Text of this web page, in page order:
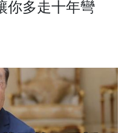
你多走十年彎